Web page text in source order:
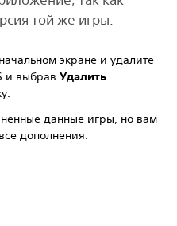
той же игры.
экране и удалите
и выбрав Удалить.
данные игры, но вам
дополнения.